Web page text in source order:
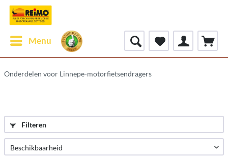
Menu
Onderdelen voor Linnepe-motorfietsendragers
Filteren